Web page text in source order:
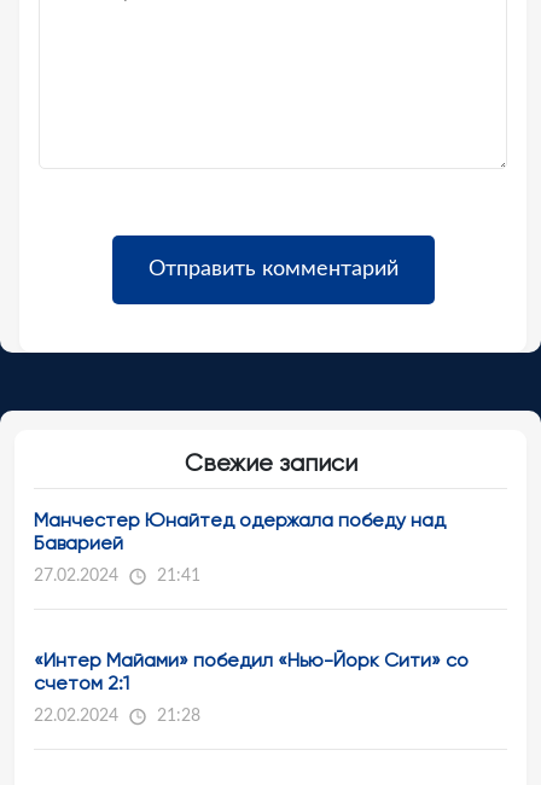
Свежие записи
Манчестер Юнайтед одержала победу над
Баварией
27.02.2024 21:41
«Интер Майами» победил «Нью-Йорк Сити» со
счетом 2:1
22.02.2024 21:28